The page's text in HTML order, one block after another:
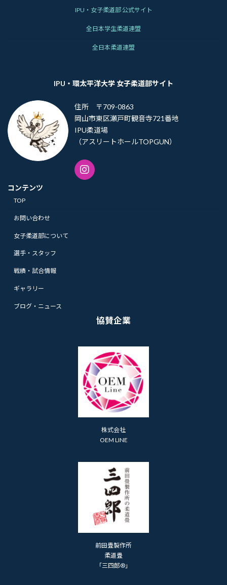
IPU・女子柔道部 公式サイト
全日本学生柔道連盟
全日本柔道連盟
IPU・環太平洋大学 女子柔道部サイト
住所 〒709-0863
岡山市東区瀬戸町観音寺721番地
IPU柔道場
（アスリートホールTOPGUN）
コンテンツ
TOP
お問い合わせ
女子柔道部について
選手・スタッフ
戦績・試合情報
ギャラリー
ブログ・ニュース
協賛企業
株式会社
OEM LINE
前田畳製作所
柔道畳
「三四郎®」